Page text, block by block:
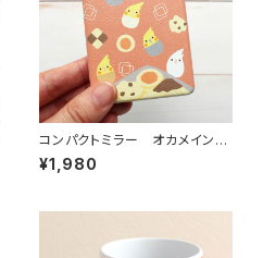
コンパクトミラー オカメイン
コ クッキー
¥1,980